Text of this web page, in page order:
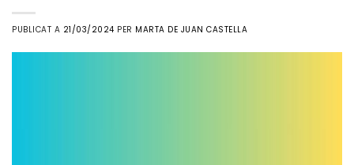
PUBLICAT A 21/03/2024 PER MARTA DE JUAN CASTELLA